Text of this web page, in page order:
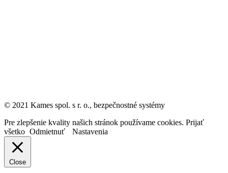
© 2021 Kames spol. s r. o., bezpečnostné systémy
Pre zlepšenie kvality našich stránok používame cookies. Prijať
všetko Odmietnuť Nastavenia
Close